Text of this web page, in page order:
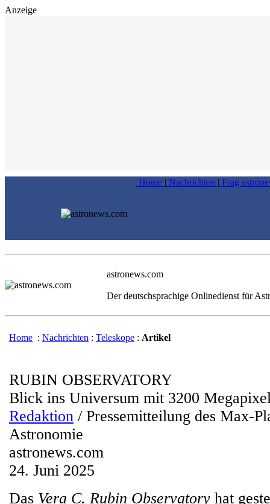
Anzeige
Home | Nachrichten | Frag
astronews.com
Der deutschsprachige Onlinedienst für
Home : Nachrichten : Teleskope : Artikel
RUBIN OBSERVATORY
Blick ins Universum mit 3200
Redaktion / Pressemitteilung des Max-
Astronomie
astronews.com
24. Juni 2025
Das Vera C. Rubin Observatory hat